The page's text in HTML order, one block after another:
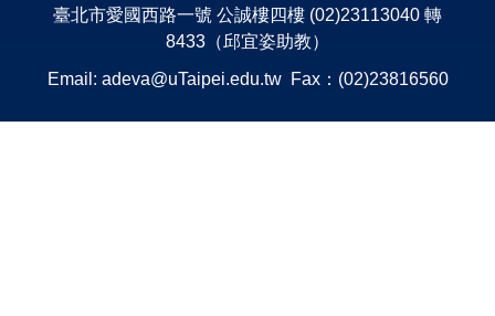
臺北市愛國西路一號 公誠樓四樓 (02)23113040 轉
8433（邱宜姿助教）
Email: adeva@uTaipei.edu.twFax：(02)23816560